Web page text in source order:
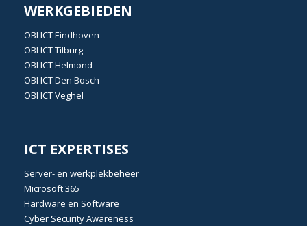
WERKGEBIEDEN
OBI ICT Eindhoven
OBI ICT Tilburg
OBI ICT Helmond
OBI ICT Den Bosch
OBI ICT Veghel
ICT EXPERTISES
Server- en werkplekbeheer
Microsoft 365
Hardware en Software
Cyber Security Awareness